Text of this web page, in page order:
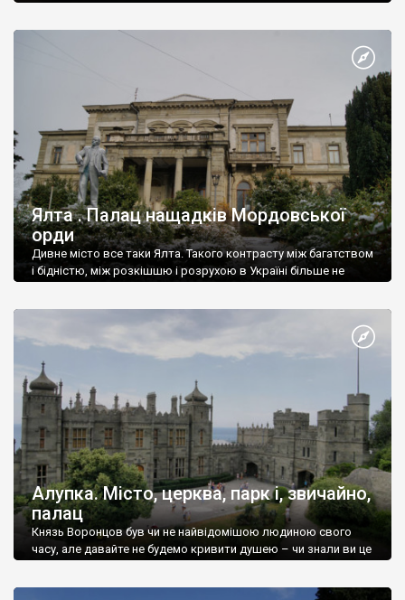
Ялта . Палац нащадків Мордовської
орди
Дивне місто все таки Ялта. Такого контрасту між багатством
і бідністю, між розкішшю і розрухою в Україні більше не
Алупка. Місто, церква, парк і, звичайно,
палац
Князь Воронцов був чи не найвідомішою людиною свого
часу, але давайте не будемо кривити душею – чи знали ви це